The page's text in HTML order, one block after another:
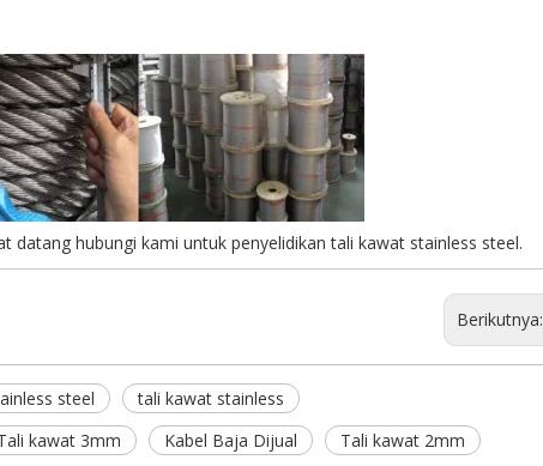
hubungi kami untuk penyelidikan tali kawat stainless steel.
Berikutnya:
steel
tali kawat stainless
kawat 3mm Kabel Baja Dijual Tali kawat 2mm